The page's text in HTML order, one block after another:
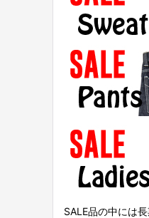
SALE品の中には